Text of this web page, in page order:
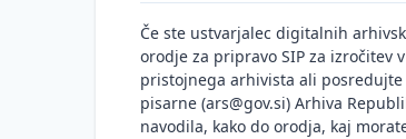
Če ste ustvarjalec digitalnih
orodje za pripravo SIP za izročitev
pristojnega arhivista ali
pisarne (ars@gov.si) Arhiva
navodila, kako do orodja, kaj